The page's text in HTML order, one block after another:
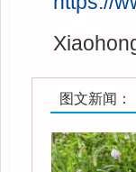
图文新闻：